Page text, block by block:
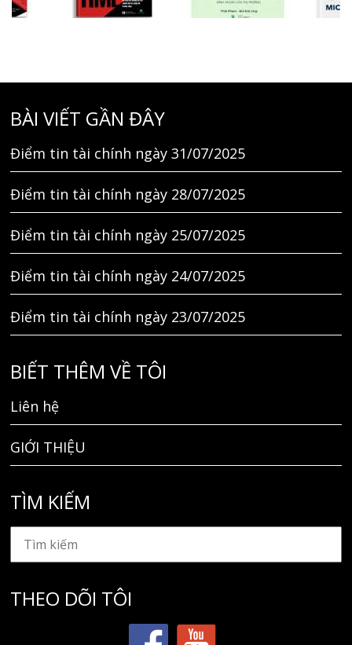
BÀI VIẾT GẦN ĐÂY
Điểm tin tài chính ngày 31/07/2025
Điểm tin tài chính ngày 28/07/2025
Điểm tin tài chính ngày 25/07/2025
Điểm tin tài chính ngày 24/07/2025
Điểm tin tài chính ngày 23/07/2025
BIẾT THÊM VỀ TÔI
Liên hệ
GIỚI THIỆU
TÌM KIẾM
THEO DÕI TÔI